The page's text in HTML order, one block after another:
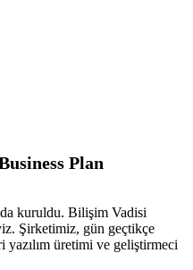
Plan
kuruldu. Bilişim Vadisi
Şirketimiz, gün geçtikçe
yazılım üretimi ve geliştirmeci